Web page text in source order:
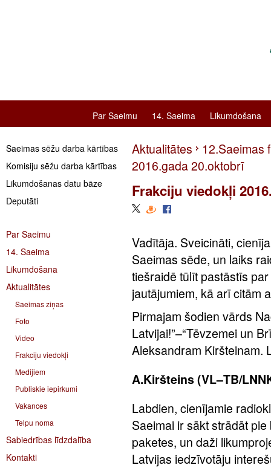
Par Saeimu 14. Saeima Likumdošana
Saeimas sēžu darba kārtības
Komisiju sēžu darba kārtības
Likumdošanas datu bāze
Deputāti
Par Saeimu
14. Saeima
Likumdošana
Aktualitātes
Saeimas ziņas
Foto
Video
Frakciju viedokļi
Medijiem
Publiskie iepirkumi
Vakances
Telpu noma
Sabiedrības līdzdalība
Kontakti
Aktualitātes
12.Saeimas
2016.gada 20.oktobrī
Frakciju viedokļi
Vadītāja. Sveicināti,
Saeimas sēde, un laiks
tiešraidē tūlīt pastāstīs
jautājumiem, kā arī citām
Pirmajam šodien vārds
Latvijai!”–“Tēvzemei un
Aleksandram Kiršteinam.
A.Kiršteins (VL–TB/
Labdien, cienījamie
Saeimai ir sākt strādāt
paketes, un daži
Latvijas iedzīvotāju